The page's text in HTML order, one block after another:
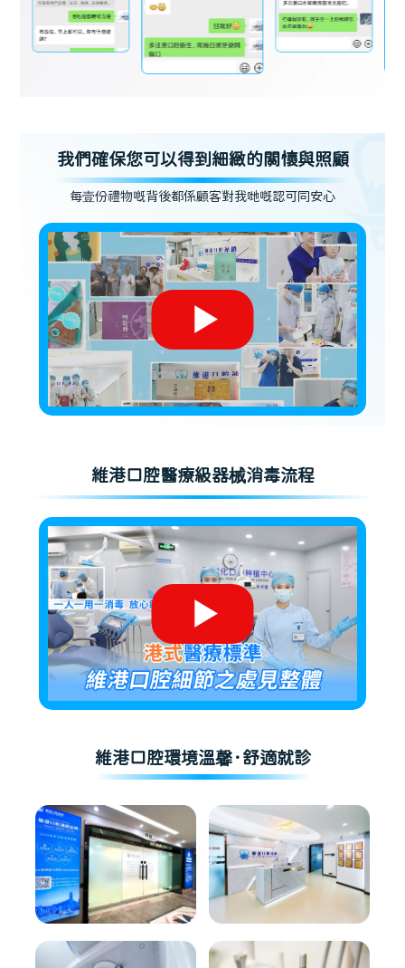
我們確保您可以得到細緻的關懷與照顧
每壹份禮物嘅背後都係顧客對我哋嘅認可同安心
維港口腔醫療級器械消毒流程
維港口腔環境溫馨·舒適就診